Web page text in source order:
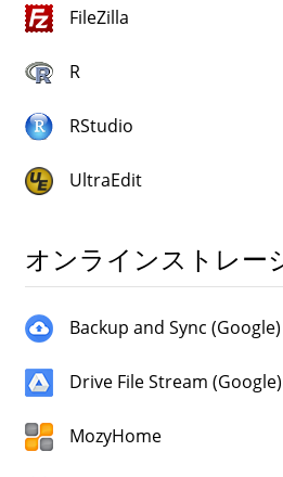
FileZilla
R
RStudio
UltraEdit
オンラインストレー
Backup and Sync (Google)
Drive File Stream (Google)
MozyHome